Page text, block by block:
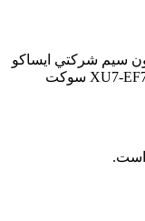
سنسور ضربه موتوXU7-EF7-TU5-OHV سوکت
است.